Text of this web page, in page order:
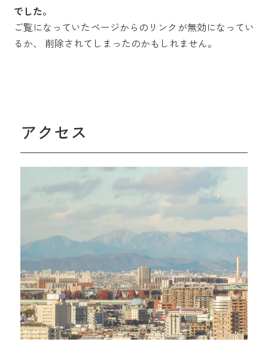
でした。
ご覧になっていたページからのリンクが無効になってい
るか、
削除されてしまったのかもしれません。
アクセス